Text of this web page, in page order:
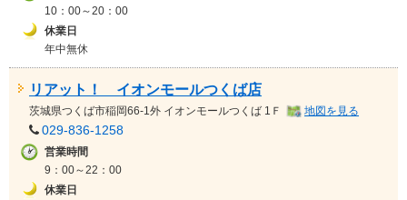
10：00～20：00
休業日
年中無休
リアット！ イオンモールつくば店
茨城県つくば市稲岡66-1外 イオンモールつくば 1Ｆ 地図を見る
029-836-1258
営業時間
9：00～22：00
休業日